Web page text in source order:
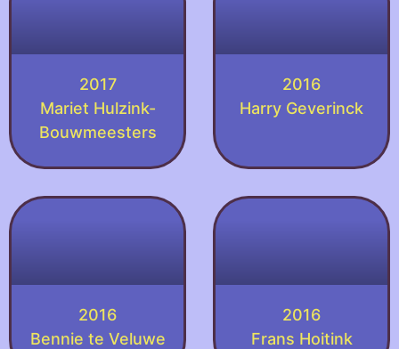
2017
Mariet Hulzink-
Bouwmeesters
2016
Harry Geverinck
2016
Bennie te Veluwe
2016
Frans Hoitink